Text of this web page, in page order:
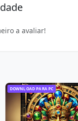
a avaliar!
DOWNLOAD PARA PC